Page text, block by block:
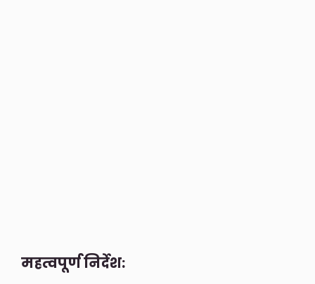
महत्वपूर्ण निर्देश: